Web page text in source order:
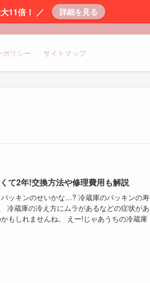
11倍！ ／ 詳細を見る
ポリシー サイトマップ
て2年!交換方法や修理費用も解説
ッキンのせいかな…? 冷蔵庫のパッキンの寿
冷蔵庫の冷え方にムラがあるなどの症状があ
もしれませんね。 えー!じゃあうちの冷蔵庫